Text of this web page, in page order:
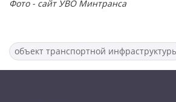
Фото - сайт УВО Минтранса
объект транспортной